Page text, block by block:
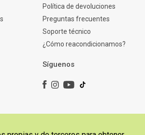
Política de devoluciones
Preguntas frecuentes
Soporte técnico
¿Cómo reacondicionamos?
Síguenos